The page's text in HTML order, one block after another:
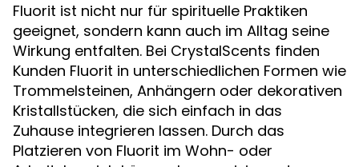
Fluorit ist nicht nur für spirituelle Praktiken
geeignet, sondern kann auch im Alltag seine
Wirkung entfalten. Bei CrystalScents finden
Kunden Fluorit in unterschiedlichen Formen wie
Trommelsteinen, Anhängern oder dekorativen
Kristallstücken, die sich einfach in das
Zuhause integrieren lassen. Durch das
Platzieren von Fluorit im Wohn- oder